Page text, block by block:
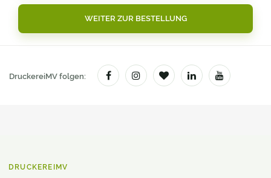
DruckereiMV folgen:
DRUCKEREIMV